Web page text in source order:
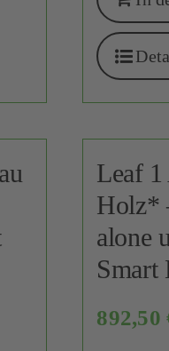
Leaf
Holz*
alone
Smart
892,50